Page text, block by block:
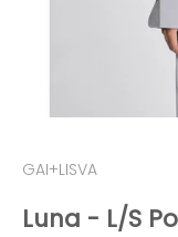
GAI+LISVA
Luna - L/S